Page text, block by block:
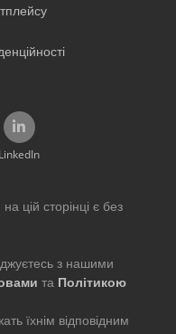
LinkedIn
цій сторінці є без
з нашими
та Політикою
їхнім відповідним